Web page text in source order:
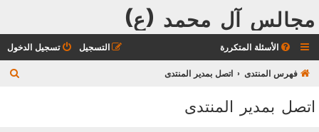
مجالس آل محمد (ع)
الأسئلة المتكررة تسجيل الدخول التسجيل
فهرس المنتدى اتصل بمدير المنتدى
اتصل بمدير المنتدى